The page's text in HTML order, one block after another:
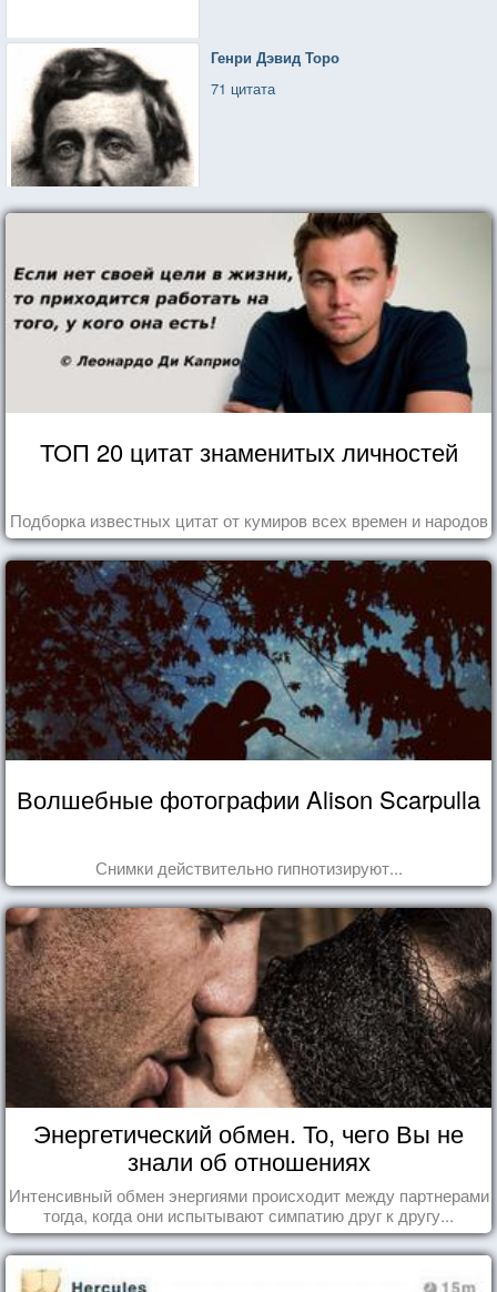
Генри Дэвид Торо
71 цитата
ТОП 20 цитат знаменитых личностей
Подборка известных цитат от кумиров всех времен и народов
Волшебные фотографии Alison Scarpulla
Снимки действительно гипнотизируют...
Энергетический обмен. То, чего Вы не
знали об отношениях
Интенсивный обмен энергиями происходит между партнерами
тогда, когда они испытывают симпатию друг к другу...